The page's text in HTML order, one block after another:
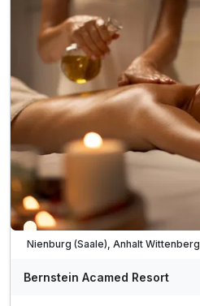
inkl. vielfältige Saunalandschaft
inkl. Panorama-Sauna mit
inkl. beheizter Außenpool
inkl. Wellnessbereich bis 16 Uhr
inkl. Fahrradverleih für
inkl. Minigolf, Tischtennis,
inkl. Nutzung der Spiel- und
WAR
Teilweise ausgelastet
Nienburg (Saale), Anhalt Wittenberg
Bernstein Acamed Resort